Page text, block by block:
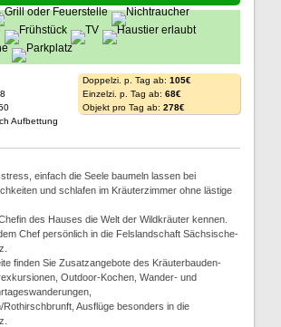
Aufbettung
Doppelzi. p. Tag ab: 105€
Einzelzi. p. Tag ab: 68€
Objekt pro Tag ab: 278€
einfach die Seele baumeln lassen bei
und schlafen im Kräuterzimmer ohne lästige
des Hauses die Welt der Wildkräuter kennen.
Chef persönlich in die Felslandschaft Sächsische-
finden Sie Zusatzangebote des Kräuterbauden-
Outdoor-Kochen, Wander- und
Rothirschbrunft, Ausflüge besonders in die